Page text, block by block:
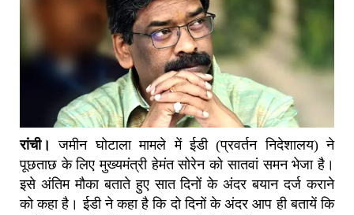
रांची। जमीन घोटाला मामले में ईडी (प्रवर्तन निदेशालय) ने
पूछताछ के लिए मुख्‍यमंत्री हेमंत सोरेन को सातवां समन भेजा है।
इसे अंतिम मौका बताते हुए सात दिनों के अंदर बयान दर्ज कराने
को कहा है। ईडी ने कहा है कि दो दिनों के अंदर आप ही बतायें कि